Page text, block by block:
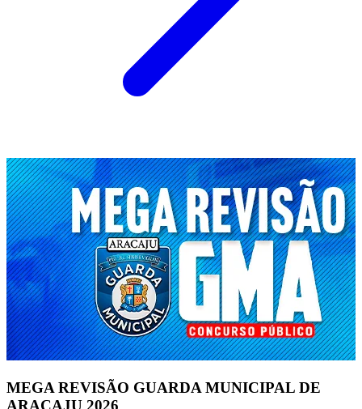
MEGA REVISÃO GUARDA MUNICIPAL DE
ARACAJU 2026